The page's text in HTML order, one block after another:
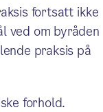
fortsatt ikke
ved om byråden
praksis på
forhold.